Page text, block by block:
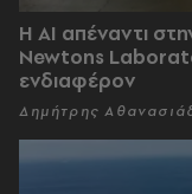
Η AI απέναντι
Newtons
ενδιαφέρον
Δημήτρης